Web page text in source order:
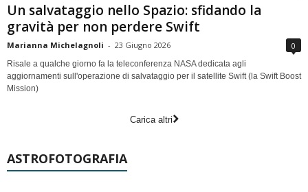
Un salvataggio nello Spazio: sfidando la
gravità per non perdere Swift
Marianna Michelagnoli - 23 Giugno 2026 0
Risale a qualche giorno fa la teleconferenza NASA dedicata agli
aggiornamenti sull'operazione di salvataggio per il satellite Swift (la Swift Boost
Mission)
Carica altri
ASTROFOTOGRAFIA